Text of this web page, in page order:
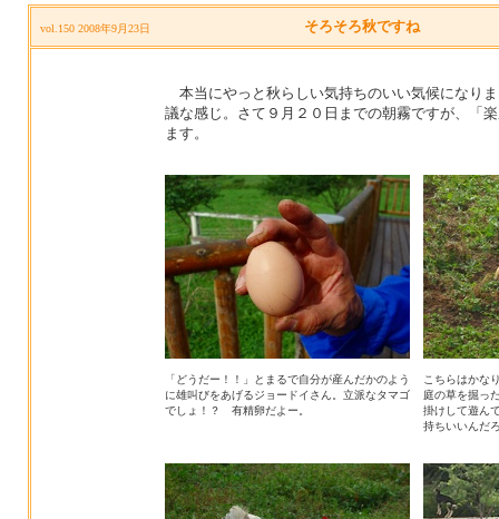
vol.150 2008年9月23日 そろそろ秋ですね
本当にやっと秋らしい気持ちのいい気候になり
議な感じ。さて９月２０日までの朝霧ですが、「
ます。
「どうだー！！」とまるで自分が産んだかのよう
に雄叫びをあげるジョードイさん。立派なタマゴ
でしょ！？ 有精卵だよー。
こちらはかな
庭の草を掘っ
掛けして遊ん
持ちいいんだ